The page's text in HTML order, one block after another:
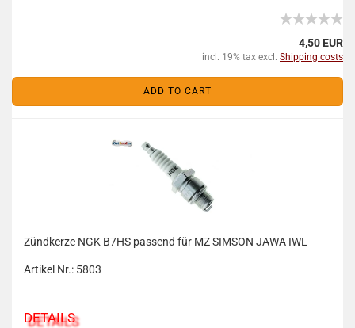
4,50 EUR
incl. 19% tax excl. Shipping costs
ADD TO CART
Zündkerze NGK B7HS passend für MZ SIMSON JAWA IWL
Artikel Nr.: 5803
DETAILS